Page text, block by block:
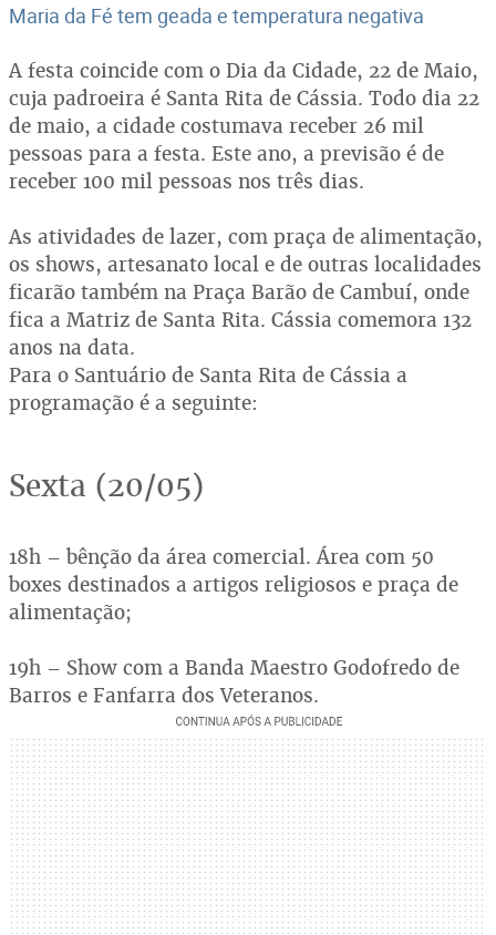
Maria da Fé tem geada e temperatura negativa
A festa coincide com o Dia da Cidade, 22 de Maio,
cuja padroeira é Santa Rita de Cássia. Todo dia 22
de maio, a cidade costumava receber 26 mil
pessoas para a festa. Este ano, a previsão é de
receber 100 mil pessoas nos três dias.
As atividades de lazer, com praça de alimentação,
os shows, artesanato local e de outras localidades
ficarão também na Praça Barão de Cambuí, onde
fica a Matriz de Santa Rita. Cássia comemora 132
anos na data.
Para o Santuário de Santa Rita de Cássia a
programação é a seguinte:
Sexta (20/05)
18h – bênção da área comercial. Área com 50
boxes destinados a artigos religiosos e praça de
alimentação;
19h – Show com a Banda Maestro Godofredo de
Barros e Fanfarra dos Veteranos.